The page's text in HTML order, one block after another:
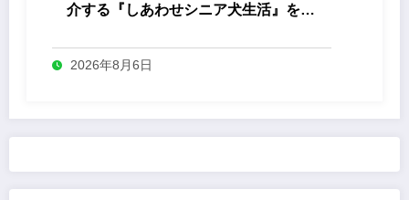
介する『しあわせシニア犬生活』を発
2026年8月6日